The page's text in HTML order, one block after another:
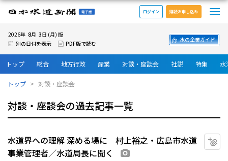
日本水道新聞 電子版
ログイン 購読お申し込み
2026年 8月 3日 (月) 版
別の日付を表示
PDF版で読む
水の企業ガイド
トップ 総合 地方行政 産業 対談・座談会 社説 特集 水
トップ 対談・座談会
対談・座談会の過去記事一覧
水道界への理解 深める場に 村上裕之・広島市水道
事業管理者／水道局長に聞く